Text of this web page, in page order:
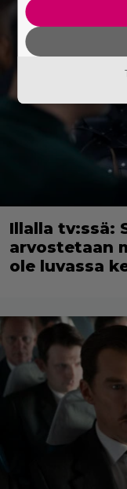
Illalla tv:ssä:
arvostetaan
ole luvassa